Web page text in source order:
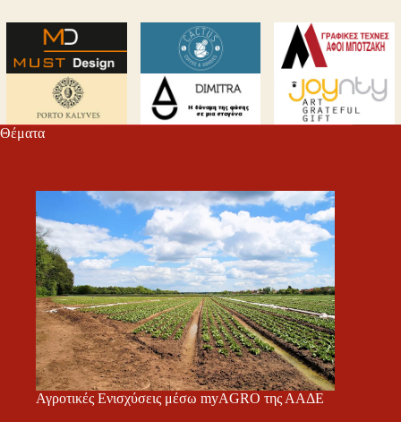
Θέματα
Αγροτικές Ενισχύσεις μέσω myAGRO της ΑΑΔΕ